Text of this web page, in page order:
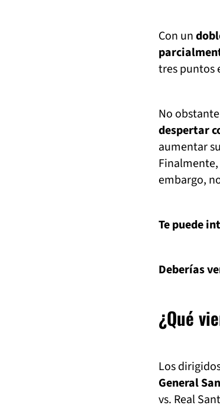
Con un
tres puntos
No
despertar
aumentar
embargo,
Te puede
Deberías
¿Qué
Los
General
vs. Real